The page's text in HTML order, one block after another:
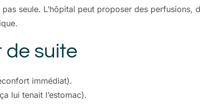
seule. L’hôpital peut proposer des perfusions,
de suite
immédiat).
lui tenait l’estomac).